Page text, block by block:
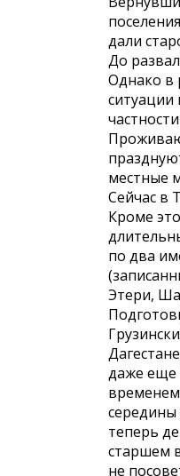
дали
До
Однако в
ситуации
местные
Сейчас в
Кроме
по два
Этери,
даже еще
середины
теперь
старшем
не